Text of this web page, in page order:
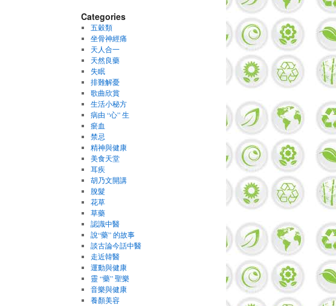
Categories
五穀類
坐骨神經痛
天人合一
天然良藥
失眠
排難解憂
歌曲欣賞
生活小秘方
病由 “心” 生
瘀血
禁忌
精神與健康
美食天堂
耳疾
胡乃文開講
脫髮
花草
草藥
認識中醫
說“藥” 的故事
談古論今話中醫
走近韓醫
運動與健康
靈 “藥” 聖樂
音樂與健康
養顏美容